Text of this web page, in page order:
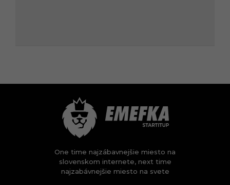
One time najzábavnejšie miesto na
slovenskom internete, next time
najzabávnejšie miesto na svete